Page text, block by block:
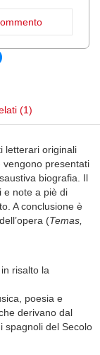
(1)
letterari originali
vengono presentati
biografia. Il
e note a piè di
A conclusione è
(Temas,
risalto la
poesia e
derivano dal
spagnoli del Secolo